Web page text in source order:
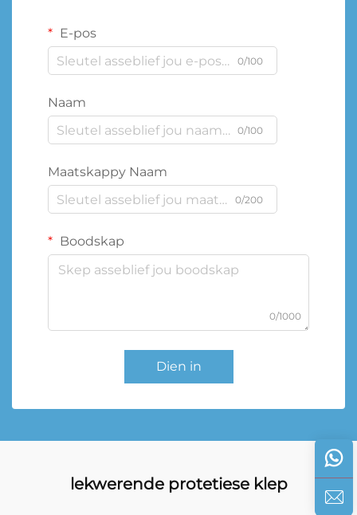
E-pos
0/100
Naam
0/100
Maatskappy Naam
0/200
Boodskap
0/1000
Dien in
lekwerende protetiese klep